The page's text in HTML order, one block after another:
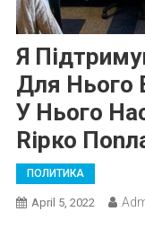
Я
Для Нього
У Нього
Rірко
ПОЛИТИКА
April 5, 2022